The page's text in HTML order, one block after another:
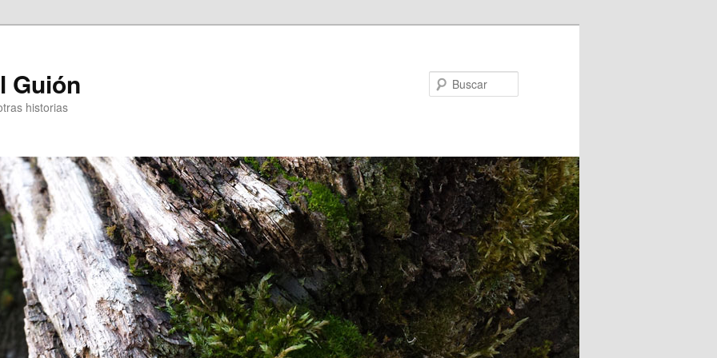
Guión
historias